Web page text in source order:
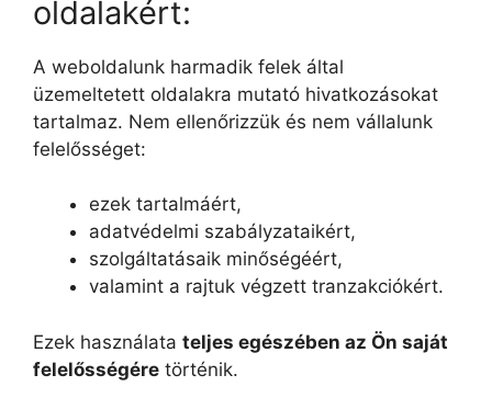
oldalakért:
A weboldalunk harmadik felek által
üzemeltetett oldalakra mutató hivatkozásokat
tartalmaz. Nem ellenőrizzük és nem vállalunk
felelősséget:
ezek tartalmáért,
adatvédelmi szabályzataikért,
szolgáltatásaik minőségéért,
valamint a rajtuk végzett tranzakciókért.
Ezek használata teljes egészében az Ön saját
felelősségére történik.